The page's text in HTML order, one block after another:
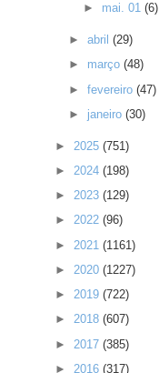
► mai. 01 (6)
►abril(29)
► março(48)
►fevereiro(47)
► janeiro(30)
► 2025 (751)
► 2024 (198)
► 2023 (129)
► 2022 (96)
► 2021 (1161)
► 2020 (1227)
► 2019 (722)
► 2018 (607)
► 2017 (385)
► 2016 (317)